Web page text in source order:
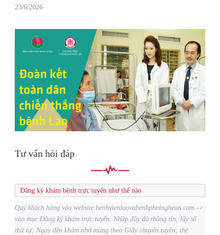
23/6/2026
Tư vấn hỏi đáp
Đăng ký khám bệnh trực tuyến như thế nào
Quý khách hàng vào website benhvienlaovabenhphoinghean.com ->
vào mục Đăng ký khám trực tuyến. Nhập đầy đủ thông tin; lấy số
thứ tự; Ngày đến khám nhớ mang theo Giấy chuyển tuyến; thẻ